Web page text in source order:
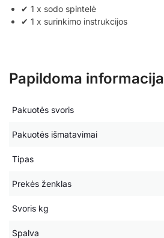
✔ 1 x sodo spintelė
✔ 1 x surinkimo instrukcijos
Papildoma informacija
Pakuotės svoris
Pakuotės išmatavimai
Tipas
Prekės ženklas
Svoris kg
Spalva